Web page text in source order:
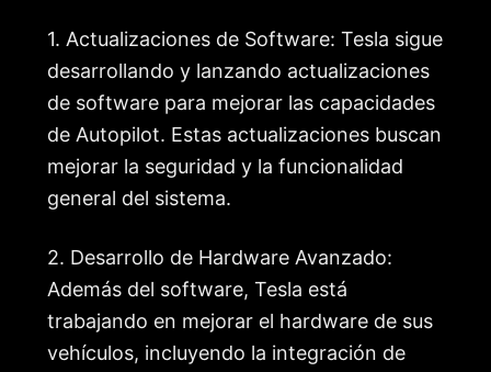
1. Actualizaciones de Software: Tesla sigue
desarrollando y lanzando actualizaciones
de software para mejorar las capacidades
de Autopilot. Estas actualizaciones buscan
mejorar la seguridad y la funcionalidad
general del sistema.
2. Desarrollo de Hardware Avanzado:
Además del software, Tesla está
trabajando en mejorar el hardware de sus
vehículos, incluyendo la integración de